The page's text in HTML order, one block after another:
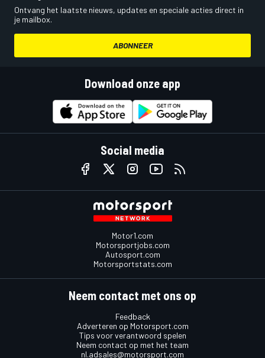
Ontvang het laatste nieuws, updates en speciale acties direct in
je mailbox.
ABONNEER
Download onze app
Social media
Motor1.com
Motorsportjobs.com
Autosport.com
Motorsportstats.com
Neem contact met ons op
Feedback
Adverteren op Motorsport.com
Tips voor verantwoord spelen
Neem contact op met het team
nl.adsales@motorsport.com